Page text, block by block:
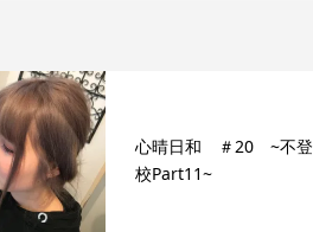
心晴日和 ＃20 ~不登
校Part11~